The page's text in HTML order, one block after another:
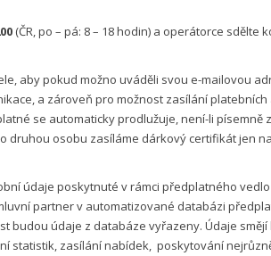
(ČR, po – pá: 8 – 18 hodin) a operátorce sdělte
aby pokud možno uváděli svou e-mailovou
a zároveň pro možnost zasílání
se automaticky prodlužuje, není-li písemně
druhou osobu zasíláme dárkový certifikát jen
údaje poskytnuté v rámci předplatného
partner v automatizované databázi
budou údaje z databáze vyřazeny. Údaje
statistik, zasílání nabídek, poskytování